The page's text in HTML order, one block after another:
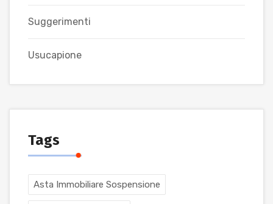
Suggerimenti
Usucapione
Tags
Asta Immobiliare Sospensione